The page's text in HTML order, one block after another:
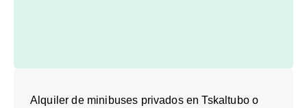
Alquiler de minibuses privados en Tskaltubo o